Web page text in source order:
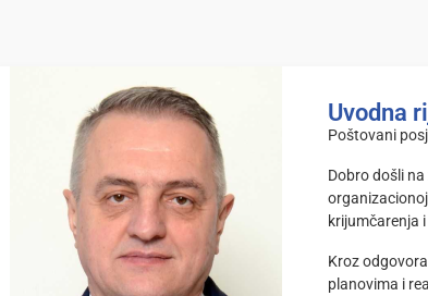
Uvodna
Poštovani
Dobro došli
krijumčarenja
Kroz
planovima i